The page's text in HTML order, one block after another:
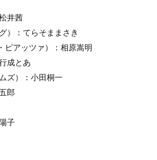
井茜
）：てらそままさき
ピアッツァ）：相原嵩明
成とあ
ズ）：小田桐一
郎
子